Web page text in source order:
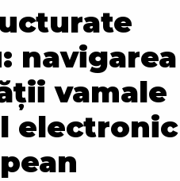
navigarea
vamale
electronic